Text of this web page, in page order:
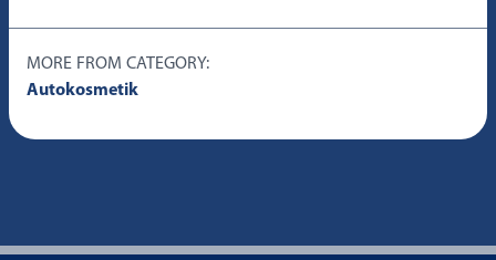
MORE FROM CATEGORY:
Autokosmetik